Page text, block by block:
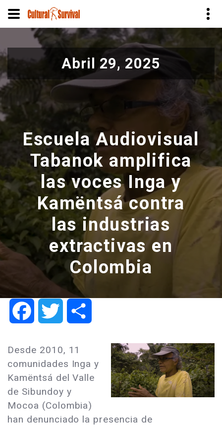
al
contenido
principal
Abril 29, 2025
Escuela Audiovisual
Tabanok amplifica
las voces Inga y
Kamëntsá contra
las industrias
extractivas en
Colombia
FacebookTwitter
Desde 2010, 11
comunidades Inga y
Kamëntsá del Valle
de Sibundoy y
Mocoa (Colombia)
han denunciado la presencia de